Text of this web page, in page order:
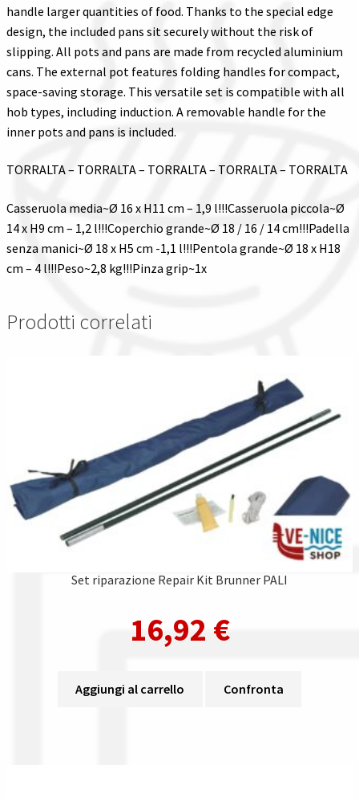
handle larger quantities of food. Thanks to the special edge
design, the included pans sit securely without the risk of
slipping. All pots and pans are made from recycled aluminium
cans. The external pot features folding handles for compact,
space-saving storage. This versatile set is compatible with all
hob types, including induction. A removable handle for the
inner pots and pans is included.
TORRALTA – TORRALTA – TORRALTA – TORRALTA – TORRALTA
Casseruola media~Ø 16 x H11 cm – 1,9 l!!!Casseruola piccola~Ø
14 x H9 cm – 1,2 l!!!Coperchio grande~Ø 18 / 16 / 14 cm!!!Padella
senza manici~Ø 18 x H5 cm -1,1 l!!!Pentola grande~Ø 18 x H18
cm – 4 l!!!Peso~2,8 kg!!!Pinza grip~1x
Prodotti correlati
Set riparazione Repair Kit Brunner PALI
16,92 €
Aggiungi al carrello Confronta